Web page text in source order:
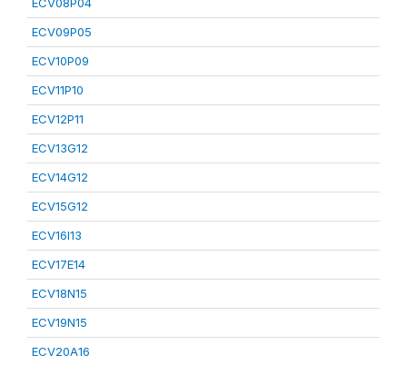
ECV09P05
ECV10P09
ECV11P10
ECV12P11
ECV13G12
ECV14G12
ECV15G12
ECV16I13
ECV17E14
ECV18N15
ECV19N15
ECV20A16